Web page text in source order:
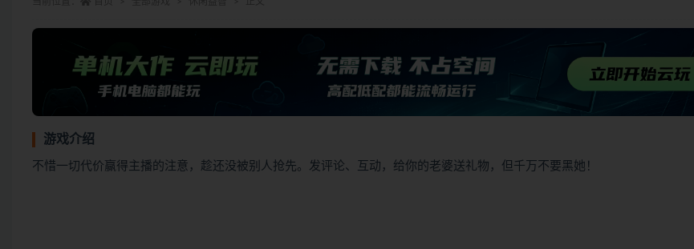
游戏介绍
不惜一切代价赢得主播的注意，趁还没被别人抢先。发评论、互动，给你的老婆送礼物，但千万不要黑她！